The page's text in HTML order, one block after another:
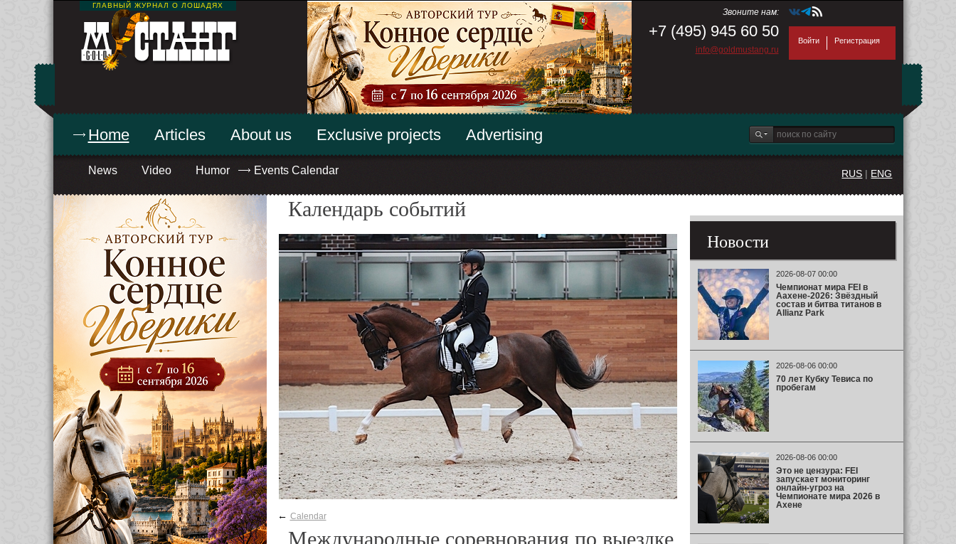
ГЛАВНЫЙ ЖУРНАЛ О ЛОШАДЯХ
Звоните нам:
+7 (495) 945 60 50
info@goldmustang.ru
Войти Регистрация
Home
News Video Humor Events Calendar
Articles About us Exclusive projects Advertising
RUS | ENG
Календарь событий
← Calendar
Международные соревнования по выездке
Новости
2026-08-07 00:00
Чемпионат мира FEI в
Аахене-2026: Звёздный
состав и битва титанов в
Allianz Park
2026-08-06 00:00
70 лет Кубку Тевиса по
пробегам
2026-08-06 00:00
Это не цензура: FEI
запускает мониторинг
онлайн-угроз на
Чемпионате мира 2026 в
Ахене